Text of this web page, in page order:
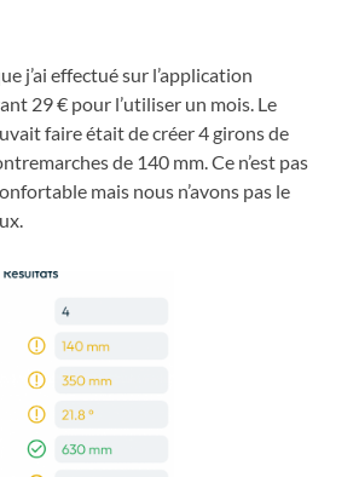
j’ai effectué sur l’application
29 € pour l’utiliser un mois. Le
faire était de créer 4 girons de
de 140 mm. Ce n’est pas
mais nous n’avons pas le